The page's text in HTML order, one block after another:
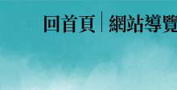
回首頁 網站導